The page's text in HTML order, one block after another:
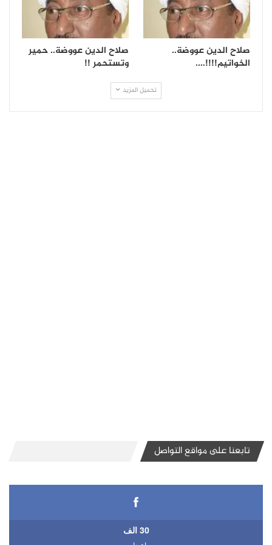
صلاح الدين عووضة..
الخواتيم!!!!….
صلاح الدين عووضة.. حمير
وتستحمر !!
تحميل المزيد
تابعنا على مواقع التواصل
30 الف